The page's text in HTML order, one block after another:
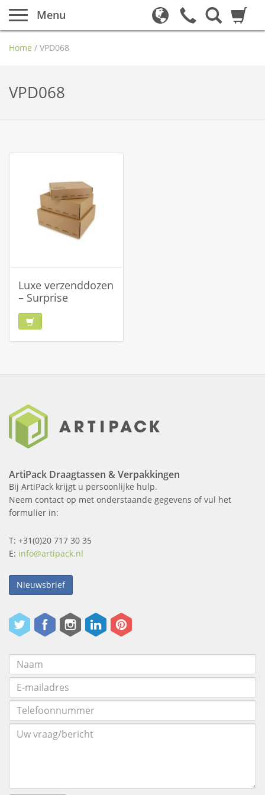
Menu
Home / VPD068
VPD068
Luxe verzenddozen
– Surprise
ArtiPack Draagtassen & Verpakkingen
Bij ArtiPack krijgt u persoonlijke hulp.
Neem contact op met onderstaande gegevens of vul het
formulier in:
T: +31(0)20 717 30 35
E: info@artipack.nl
Nieuwsbrief